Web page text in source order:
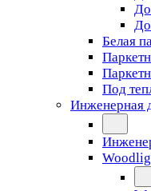
Белая
Под
Инженерная